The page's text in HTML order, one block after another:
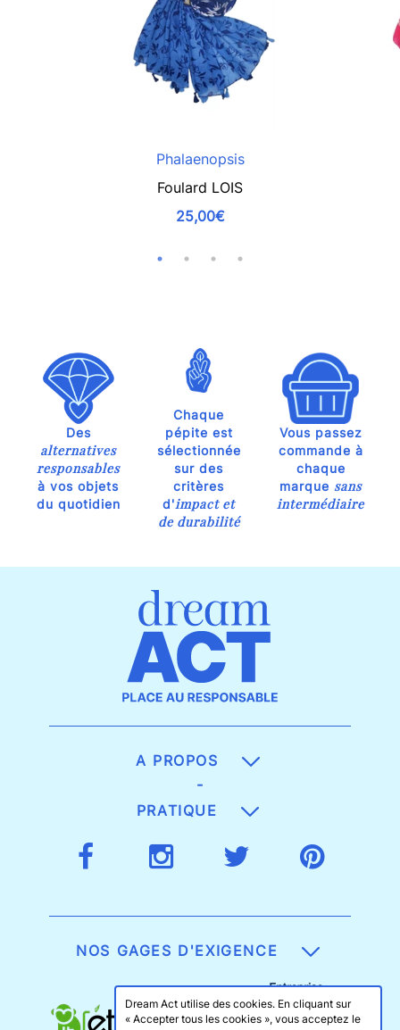
Phalaenopsis
Foulard LOIS
25,00€
Des
alternatives
responsables
à vos objets
du quotidien
Chaque
pépite est
sélectionnée
sur des
critères
d'impact et
de durabilité
Vous passez
commande à
chaque
marque sans
intermédiaire
A PROPOS
-
PRATIQUE
NOS GAGES D'EXIGENCE
Dream Act utilise des cookies. En cliquant sur
« Accepter tous les cookies », vous acceptez le